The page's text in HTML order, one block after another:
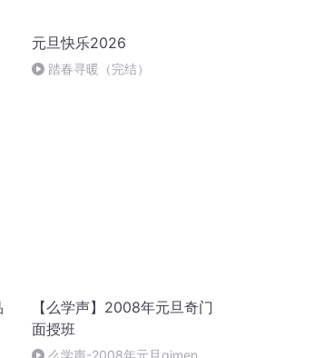
元旦快乐2026
踏春寻暖（完结）
【么学声】2008年元旦奇门
面授班
么学声-2008年元旦qimen面